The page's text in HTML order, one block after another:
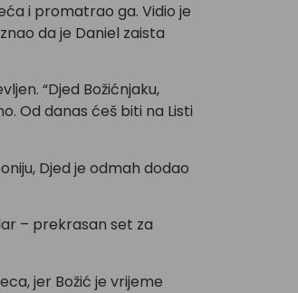
i promatrao ga. Vidio je
da je Daniel zaista
“Djed Božićnjaku,
Od danas ćeš biti na Listi
Djed je odmah dodao
– prekrasan set za
jer Božić je vrijeme